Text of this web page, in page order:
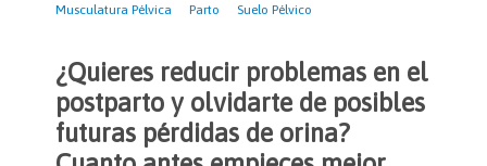
Musculatura Pélvica Parto Suelo Pélvico
¿Quieres reducir problemas en el
postparto y olvidarte de posibles
futuras pérdidas de orina?